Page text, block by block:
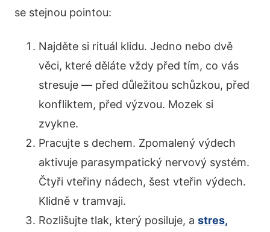
se stejnou pointou:
Najděte si rituál klidu. Jedno nebo dvě
věci, které děláte vždy před tím, co vás
stresuje — před důležitou schůzkou, před
konfliktem, před výzvou. Mozek si
zvykne.
Pracujte s dechem. Zpomalený výdech
aktivuje parasympatický nervový systém.
Čtyři vteřiny nádech, šest vteřin výdech.
Klidně v tramvaji.
Rozlišujte tlak, který posiluje, a stres,